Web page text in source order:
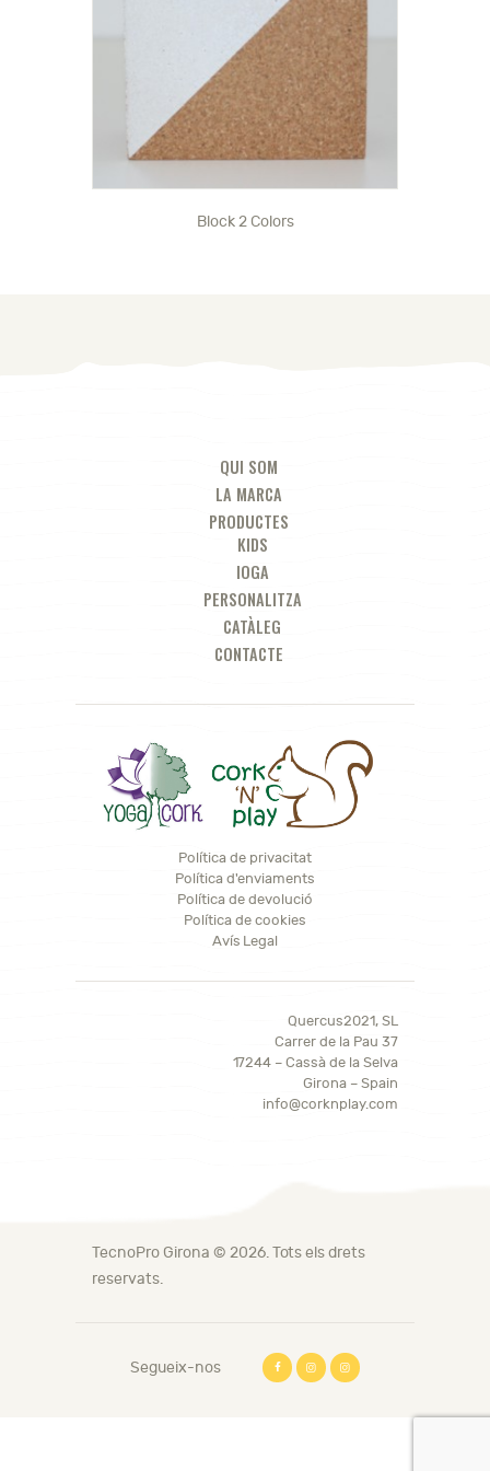
Block 2 Colors
QUI SOM
LA MARCA
PRODUCTES
KIDS
IOGA
PERSONALITZA
CATÀLEG
CONTACTE
Política de privacitat
Política d'enviaments
Política de devolució
Política de cookies
Avís Legal
Quercus2021, SL
Carrer de la Pau 37
17244 – Cassà de la Selva
Girona – Spain
info@corknplay.com
TecnoPro Girona © 2026. Tots els drets
reservats.
Segueix-nos